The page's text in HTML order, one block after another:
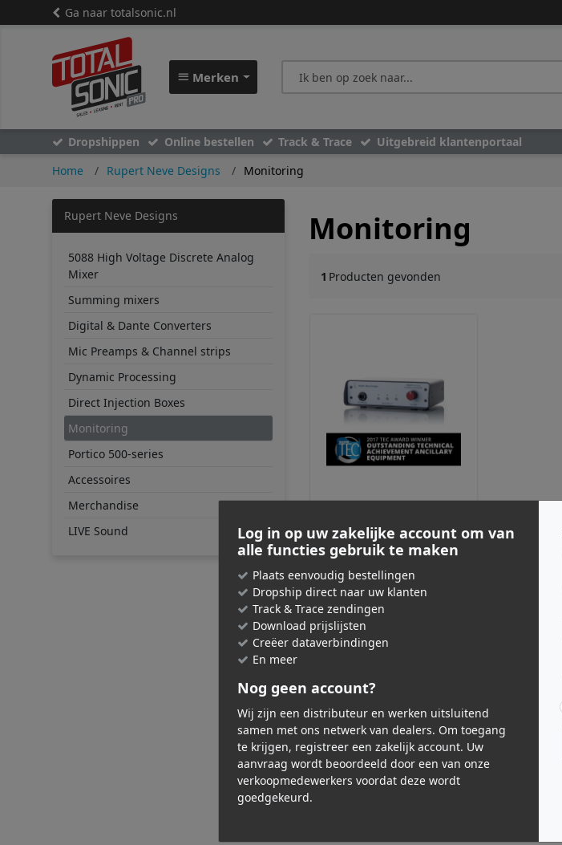
Ga naar totalsonic.nl
Merken
Dropshippen Online bestellen Track & Trace Uitgebreid klantenportaal
Home
Rupert Neve Designs Monitoring
Rupert Neve Designs
5088 High Voltage Discrete Analog
Mixer
Summing mixers
Digital & Dante Converters
Mic Preamps & Channel strips
Dynamic Processing
Direct Injection Boxes
Monitoring
Portico 500-series
Accessoires
Merchandise
LIVE Sound
Monitoring
1 Producten gevonden
RNHP
€ 749,00
Adviesprijs incl. BTW
Log in op uw zakelijke account om van
alle functies gebruik te maken
Plaats eenvoudig bestellingen
Dropship direct naar uw klanten
Track & Trace zendingen
Download prijslijsten
Creëer dataverbindingen
En meer
Nog geen account?
Wij zijn een distributeur en werken uitsluitend
samen met ons netwerk van dealers. Om toegang
te krijgen, registreer een zakelijk account. Uw
aanvraag wordt beoordeeld door een van onze
verkoopmedewerkers voordat deze wordt
goedgekeurd.